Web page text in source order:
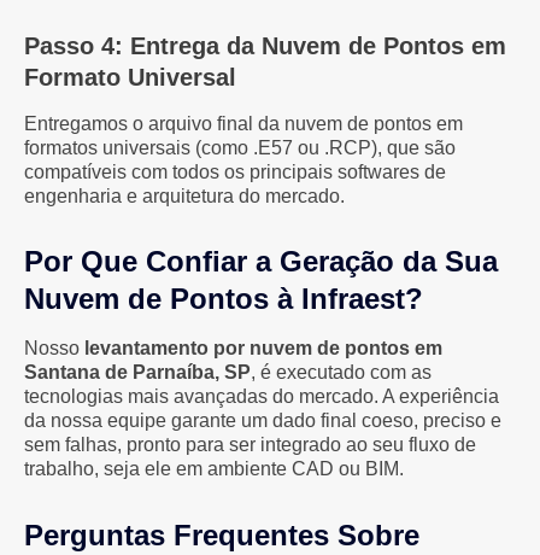
Passo 4: Entrega da Nuvem de Pontos em
Formato Universal
Entregamos o arquivo final da nuvem de pontos em
formatos universais (como .E57 ou .RCP), que são
compatíveis com todos os principais softwares de
engenharia e arquitetura do mercado.
Por Que Confiar a Geração da Sua
Nuvem de Pontos à Infraest?
Nosso levantamento por nuvem de pontos em
Santana de Parnaíba, SP, é executado com as
tecnologias mais avançadas do mercado. A experiência
da nossa equipe garante um dado final coeso, preciso e
sem falhas, pronto para ser integrado ao seu fluxo de
trabalho, seja ele em ambiente CAD ou BIM.
Perguntas Frequentes Sobre